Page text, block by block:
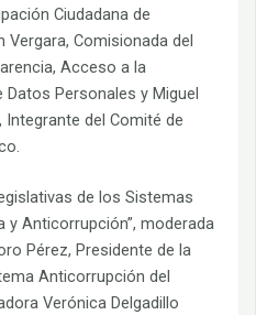
Ciudadana de
Vergara, Comisionada del
Acceso a la
Personales y Miguel
Integrante del Comité de
de los Sistemas
y Anticorrupción”, moderada
Pérez, Presidente de la
Anticorrupción del
Verónica Delgadillo